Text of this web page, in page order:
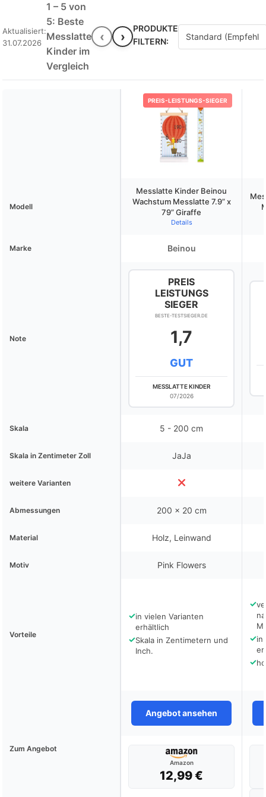
Aktualisiert:
31.07.2026
1 – 5 von
5: Beste
Messlatte
Kinder im
Vergleich
‹ ›
PRODUKTE
FILTERN:
PREIS-LEISTUNGS-SIEGER
Modell
Messlatte Kinder Beinou
Wachstum Messlatte 7.9” x
79” Giraffe
Details
Marke Beinou
Note
PREIS
LEISTUNGS
SIEGER
BESTE-TESTSIEGER.DE
1,7
GUT
MESSLATTE KINDER
07/2026
Skala 5 - 200 cm
Skala in Zentimeter Zoll JaJa
weitere Varianten
Abmessungen 200 x 20 cm
Material Holz, Leinwand
Motiv Pink Flowers
Vorteile
✓in vielen Varianten
erhältlich
✓Skala in Zentimetern und
Inch.
✓
✓in
✓
Angebot ansehen
Zum Angebot
Amazon
12,99 €